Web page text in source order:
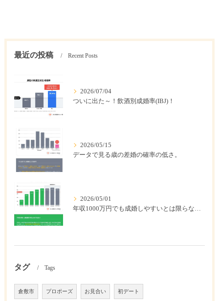
最近の投稿 Recent Posts
2026/07/04
ついに出た～！飲酒別成婚率(IBJ)！
2026/05/15
データで見る歳の差婚の確率の低さ。
2026/05/01
年収1000万円でも成婚しやすいとは限らない? 「年収帯別の成婚率」のリアル
タグ Tags
倉敷市 プロポーズ お見合い 初デート